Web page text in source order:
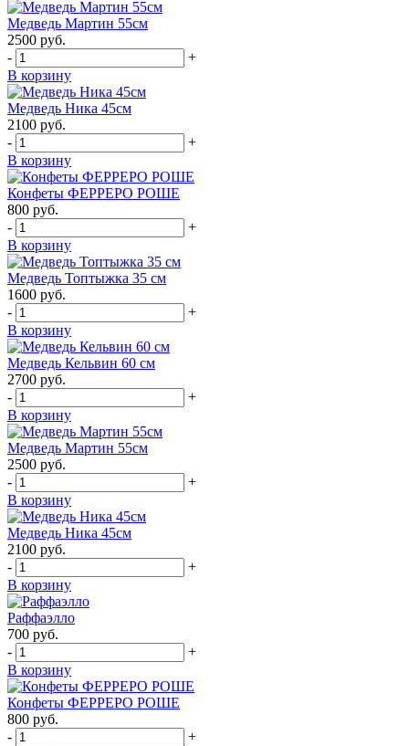
Медведь Мартин 55см
2500 руб.
-
+
В корзину
Медведь Ника 45см
2100 руб.
-
+
В корзину
Конфеты ФЕРРЕРО РОШЕ
800 руб.
-
+
В корзину
Медведь Топтыжка 35 см
1600 руб.
-
+
В корзину
Медведь Кельвин 60 см
2700 руб.
-
+
В корзину
Медведь Мартин 55см
2500 руб.
-
+
В корзину
Медведь Ника 45см
2100 руб.
-
+
В корзину
Раффаэлло
700 руб.
-
+
В корзину
Конфеты ФЕРРЕРО РОШЕ
800 руб.
-
+